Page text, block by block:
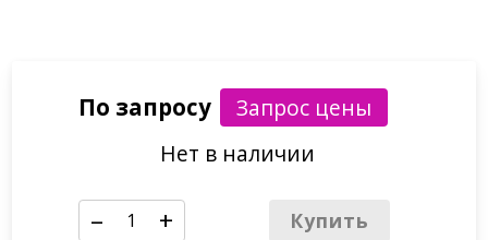
По запросу
Нет в наличии
– + Купить